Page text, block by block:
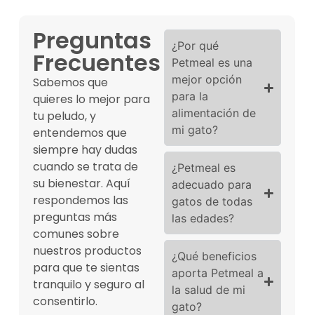
Preguntas
Frecuentes
Sabemos que
quieres lo mejor para
tu peludo, y
entendemos que
siempre hay dudas
cuando se trata de
su bienestar. Aquí
respondemos las
preguntas más
comunes sobre
nuestros productos
para que te sientas
tranquilo y seguro al
consentirlo.
¿Por qué
Petmeal es una
mejor opción
para la
alimentación de
mi gato?
¿Petmeal es
adecuado para
gatos de todas
las edades?
¿Qué beneficios
aporta Petmeal a
la salud de mi
gato?